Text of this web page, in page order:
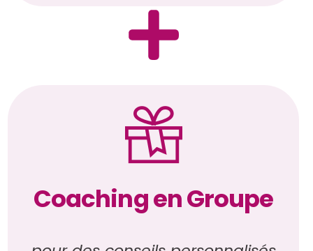
Coaching en Groupe